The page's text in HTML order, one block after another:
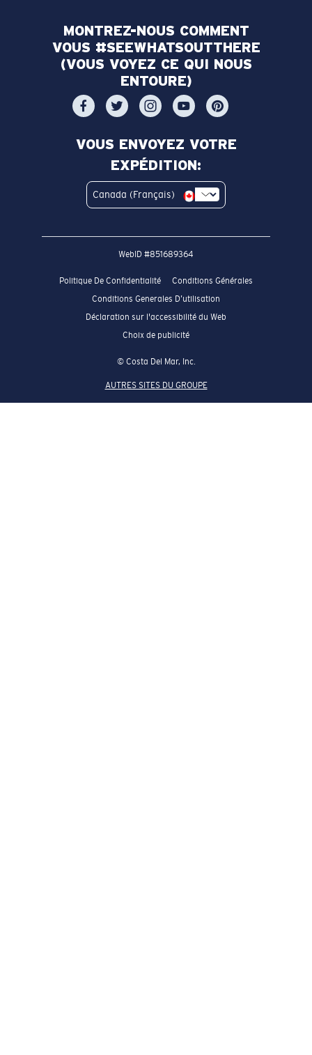
MONTREZ-NOUS COMMENT
VOUS #SEEWHATSOUTTHERE
(VOUS VOYEZ CE QUI NOUS
ENTOURE)
VOUS ENVOYEZ VOTRE
EXPÉDITION:
Canada (Français)
WebID #851689364
Politique De Confidentialité
Conditions Générales
Conditions Generales D’utilisation
Déclaration sur l'accessibilité du Web
Choix de publicité
© Costa Del Mar, Inc.
AUTRES SITES DU GROUPE